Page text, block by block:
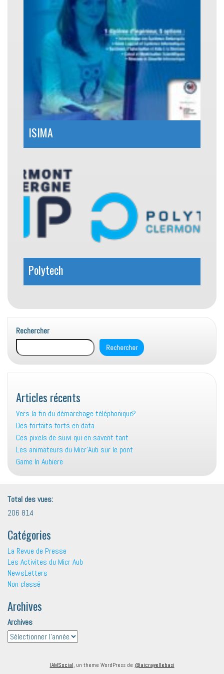
ISIMA
Polytech
Rechercher
Rechercher
Articles récents
Vers la fin du démarchage téléphonique?
Des forfaits forts en data
Ces pixels de suivi qui en savent tant
Les animateurs du Micr’Aub sur le pont
Game In Aubiere
Total des vues:
206 814
Catégories
La Revue de Presse
Les Activites du Micr Aub
NewsLetters
Non classé
Archives
Archives
IAMSocial, un theme WordPress de @aicragellebasi